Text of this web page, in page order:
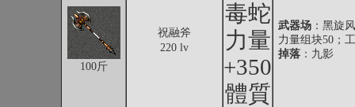
100斤
祝融斧
220 lv
毒蛇
力量
+350
體質
武器场 ：黑旋
力量组块50；
掉落 ：九影